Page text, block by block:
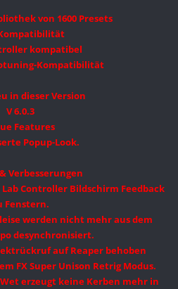
von 1600 Presets
kompatibel
Kompatibilität
in dieser Version
V 6.0.3
Features
Popup-Look.
Verbesserungen
Controller Bildschirm Feedback
Fenstern.
werden nicht mehr aus dem
desynchronisiert.
auf Reaper behoben
FX Super Unison Retrig Modus.
erzeugt keine Kerben mehr in